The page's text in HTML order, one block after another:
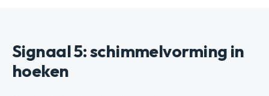
Signaal 5: schimmelvorming in
hoeken